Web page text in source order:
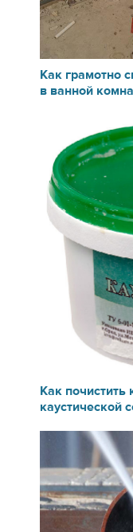
Как грамотно
в ванной
Как
каустической